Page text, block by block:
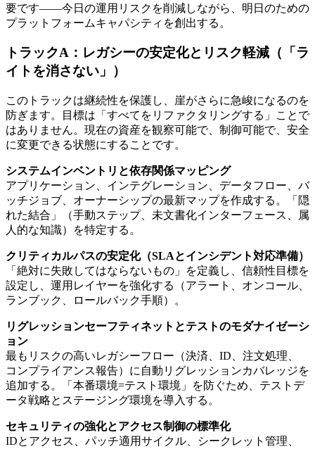
要です——今日の運用リスクを削減しながら、明日のための
プラットフォームキャパシティを創出する。
トラックA：レガシーの安定化とリスク軽減（「ラ
イトを消さない」）
このトラックは継続性を保護し、崖がさらに急峻になるのを
防ぎます。目標は「すべてをリファクタリングする」ことで
はありません。現在の資産を観察可能で、制御可能で、安全
に変更できる状態にすることです。
システムインベントリと依存関係マッピング
アプリケーション、インテグレーション、データフロー、バ
ッチジョブ、オーナーシップの最新マップを作成する。「隠
れた結合」（手動ステップ、未文書化インターフェース、属
人的な知識）を特定する。
クリティカルパスの安定化（SLAとインシデント対応準備）
「絶対に失敗してはならないもの」を定義し、信頼性目標を
設定し、運用レイヤーを強化する（アラート、オンコール、
ランブック、ロールバック手順）。
リグレッションセーフティネットとテストのモダナイゼーシ
ョン
最もリスクの高いレガシーフロー（決済、ID、注文処理、
コンプライアンス報告）に自動リグレッションカバレッジを
追加する。「本番環境=テスト環境」を防ぐため、テストデ
ータ戦略とステージング環境を導入する。
セキュリティの強化とアクセス制御の標準化
IDとアクセス、パッチ適用サイクル、シークレット管理、